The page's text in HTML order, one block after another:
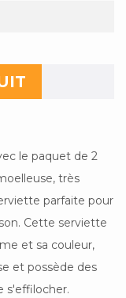
le paquet de 2
très
parfaite pour
Cette serviette
et sa couleur,
et possède des
s'effilocher.